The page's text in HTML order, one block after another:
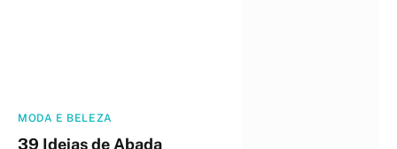
MODA E BELEZA
39 Ideias de Abada